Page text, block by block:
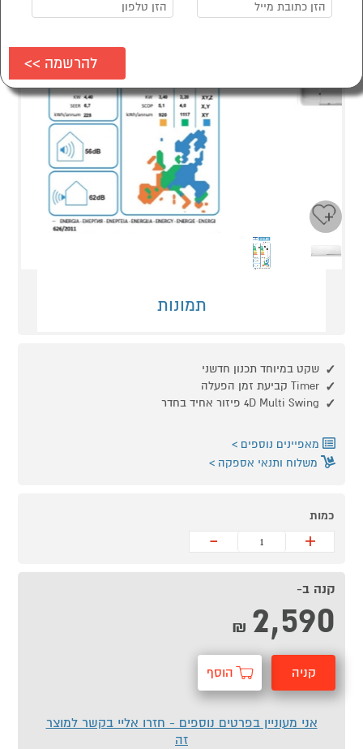
תמונות
שקט במיוחד תכנון חדשני
Timer קביעת זמן הפעלה
4D Multi Swing פיזור אחיד בחדר
מאפיינים נוספים
משלוח ותנאי אספקה
כמות
+
-
קנה ב-
2,590
₪
קניה הוסף
אני מעוניין בפרטים נוספים - חזרו אליי בקשר למוצר
זה